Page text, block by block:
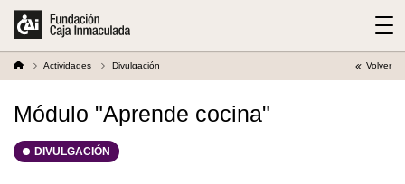
Actividades Divulgación Volver
Módulo "Aprende cocina"
DIVULGACIÓN